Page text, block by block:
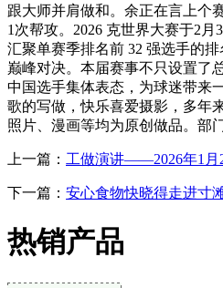
跟大师并肩做和。余正在言上个
1次帮攻。2026 克世界大赛于2
汇聚单赛季排名前 32 强选手的
巅峰对决。本届赛事不只设置了
中国选手集体表态，为球迷带来
歌的写做，快乐喜爱摄影，多年
照片、漫画等均为原创做品。部
上一篇： 工做演讲——2026年1月
下一篇： 安心食物快晓得走进寸
热销产品